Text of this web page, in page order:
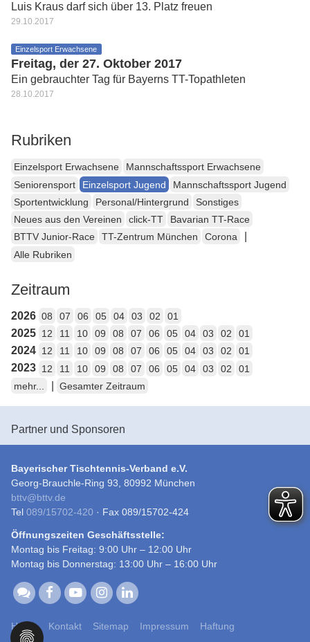
Luis Kraus darf sich über 13. Platz freuen
29.10.2017
Einzelsport Erwachsene
Freitag, der 27. Oktober 2017
Ein gebrauchter Tag für Bayerns TT-Topathleten
28.10.2017
Rubriken
Einzelsport Erwachsene
Mannschaftssport Erwachsene
Seniorensport
Einzelsport Jugend
Mannschaftssport Jugend
Sportentwicklung
Personal/Hintergrund
Sonstiges
Neues aus den Vereinen
click-TT
Bavarian TT-Race
BTTV Junior-Race
TT-Zentrum München Corona
Alle Rubriken
Zeitraum
2026 08 07 06 05 04 03 02 01
2025 12 11 10 09 08 07 06 05 04 03 02 01
2024 12 11 10 09 08 07 06 05 04 03 02 01
2023 12 11 10 09 08 07 06 05 04 03 02
01
mehr...
Gesamter Zeitraum
Partner und Sponsoren
Bayerischer Tischtennis-Verband e.V.
Georg-Brauchle-Ring 93, 80992 München
bttv@bttv.de
Tel 089/15702-420 · Fax 089/15702-424
Öffnungszeiten Geschäftsstelle:
Montag bis Freitag: 9:00 Uhr – 12:00 Uhr
Montag bis Donnerstag: 13:00 Uhr – 16:00 Uhr
Home Kontakt Sitemap Impressum Haftung